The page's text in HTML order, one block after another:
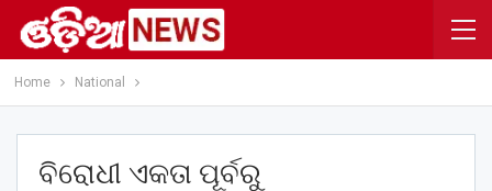
Home National
ବିରୋଧୀ ଏକତା ପୂର୍ବରୁ